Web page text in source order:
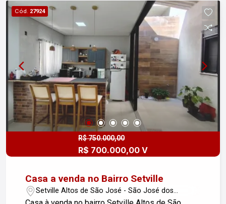
? 105m² Terraço com 7m² Localização
privilegiada, há apenas 1 quadra da Rua da Praia.
Possui escritura definitiva. Imóvel amplo, versátil
e com grande potencial comercial. Entre em
contato para mais informações e agendamento
de visita. #altopadraocaragua
Cód. 27924
R$ 750.000,00
R$ 700.000,00 V
Casa a venda no Bairro Setville
Setville Altos de São José - São José dos
Campos/SP